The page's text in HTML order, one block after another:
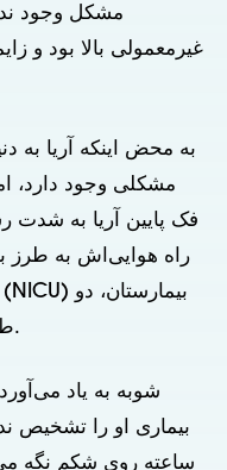
مشکل وجود
به محض اینکه آریا به
مشکلی وجود دارد،
فک پایین آریا به شدت
راه هوایی‌اش به طرز
طبقه دورتر از مادرش، منتقل کردند.
شوبه به یاد
ساعته روی شکم نگه